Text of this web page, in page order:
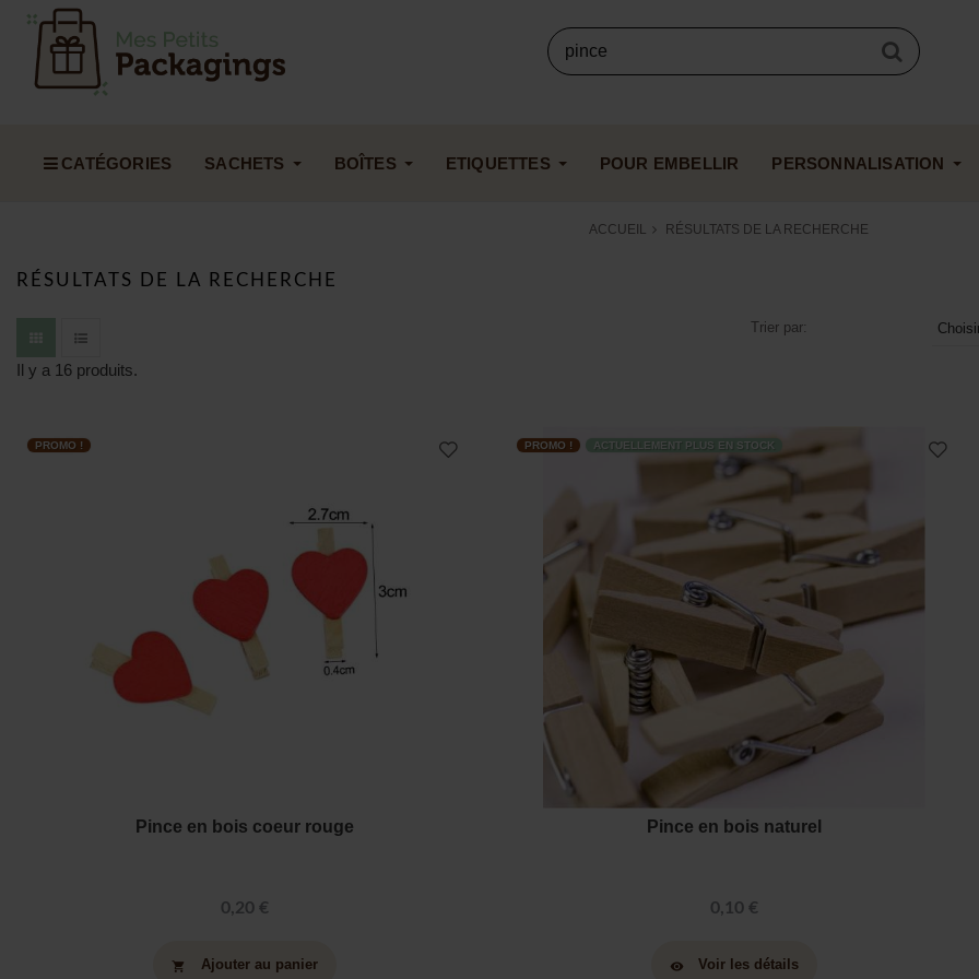
CATÉGORIES SACHETS BOÎTES ETIQUETTES POUR EMBELLIR PERSONNALISATION
ACCUEIL RÉSULTATS DE LA RECHERCHE
RÉSULTATS DE LA RECHERCHE
Il y a 16 produits.
Trier par:
PROMO !
Pince en bois coeur rouge
0,20 €
shopping_cart Ajouter au panier
PROMO ! ACTUELLEMENT PLUS EN STOCK
Pince en bois naturel
0,10 €
visibility Voir les détails